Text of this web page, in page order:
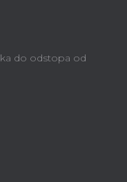
do odstopa od